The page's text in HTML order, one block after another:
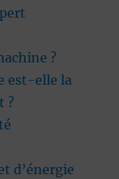
?
est-elle la
?
d’énergie